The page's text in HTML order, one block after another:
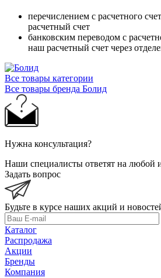
перечислением с расчетного
расчетный счет
банковским переводом с
наш расчетный счет через
Все товары категории
Все товары бренда Болид
Нужна консультация?
Наши специалисты ответят на любой
Задать вопрос
Будьте в курсе наших акций и
Каталог
Распродажа
Акции
Бренды
Компания